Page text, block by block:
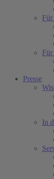
Presse
In